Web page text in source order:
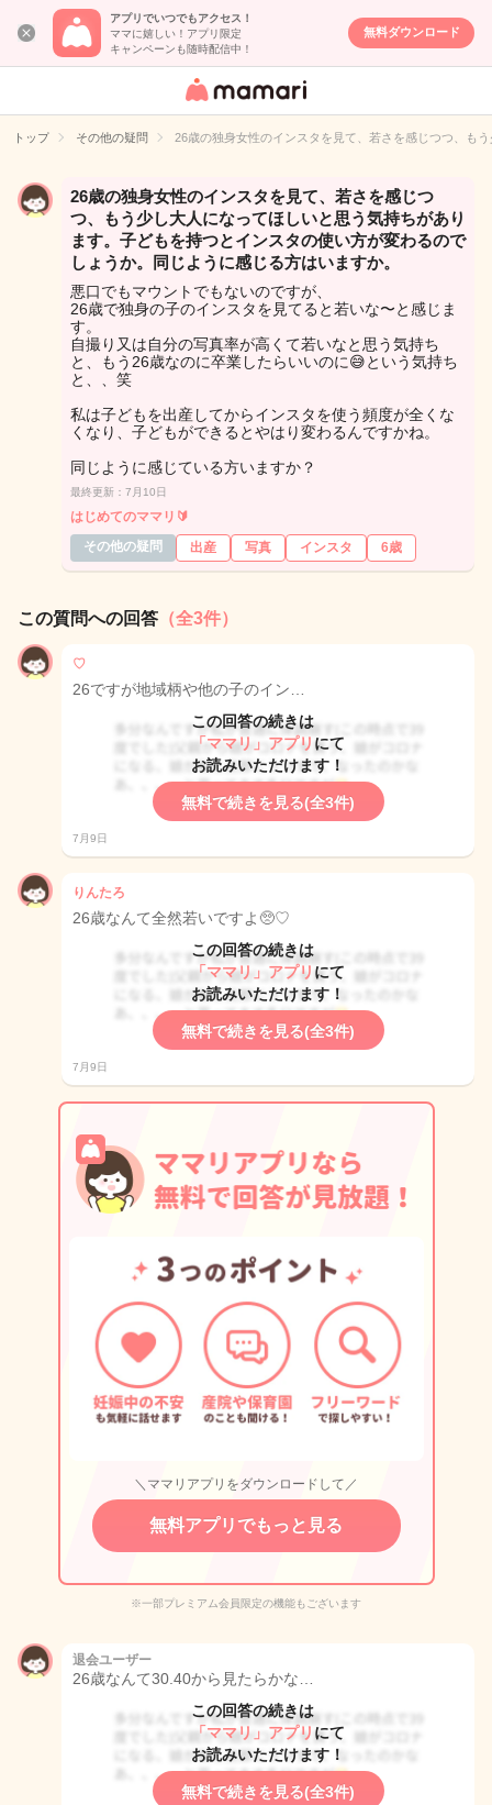
アプリでいつでもアクセス！
ママに嬉しい！アプリ限定
キャンペーンも随時配信中！
無料ダウンロード
女性専用匿名QA
イト
トップ その他の疑問 26歳の独身女性のインスタを見て、若さを感じつつ、も
26歳の独身女性のインスタを見て、若さを感じつ
つ、もう少し大人になってほしいと思う気持ちがあり
ます。子どもを持つとインスタの使い方が変わるので
しょうか。同じように感じる方はいますか。
悪口でもマウントでもないのですが、
26歳で独身の子のインスタを見てると若いな〜と感じま
す。
自撮り又は自分の写真率が高くて若いなと思う気持ち
と、もう26歳なのに卒業したらいいのに😅という気持ち
と、、笑
私は子どもを出産してからインスタを使う頻度が全くな
くなり、子どもができるとやはり変わるんですかね。
同じように感じている方いますか？
最終更新：7月10日
はじめてのママリ🔰
その他の疑問
出産 写真 インスタ 6歳
この質問への回答 （全3件）
♡
26ですが地域柄や他の子のイン…
この回答の続きは
「ママリ」アプリ にて
お読みいただけます！
無料で続きを見る(全3件)
7月9日
りんたろ
26歳なんて全然若いですよ🥺♡
この回答の続きは
「ママリ」アプリ にて
お読みいただけます！
無料で続きを見る(全3件)
7月9日
＼ママリアプリをダウンロードして／
無料アプリでもっと見る
※一部プレミアム会員限定の機能もございます
退会ユーザー
26歳なんて30.40から見たらかな…
この回答の続きは
「ママリ」アプリ にて
お読みいただけます！
無料で続きを見る(全3件)